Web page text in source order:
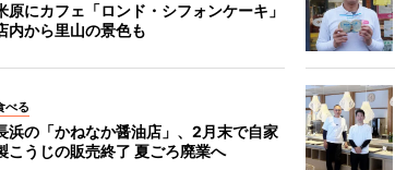
原にカフェ「ロンド・シフォンケーキ」
内から里山の景色も
べる
浜の「かねなか醤油店」、2月末で自家
こうじの販売終了 夏ごろ廃業へ